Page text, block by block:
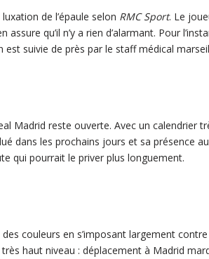
de l’épaule selon RMC Sport. Le
qu’il n’y a rien d’alarmant. Pour
suivie de près par le staff médical
Madrid reste ouverte. Avec un calendrier
dans les prochains jours et sa présence
qui pourrait le priver plus longuement.
couleurs en s’imposant largement
haut niveau : déplacement à Madrid